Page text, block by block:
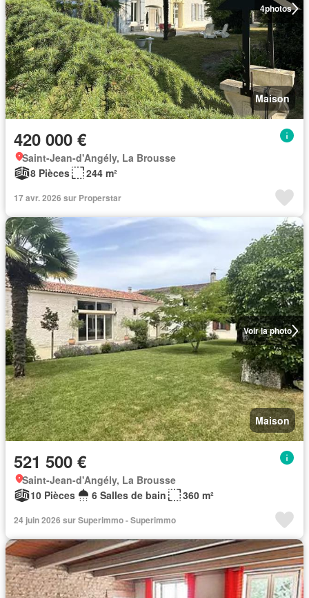
4photos
Maison
420 000 €
Saint-Jean-d'Angély, La Brousse
8 Pièces
244 m²
17 avr. 2026 sur Properstar
Voir la photo
Maison
521 500 €
Saint-Jean-d'Angély, La Brousse
10 Pièces
6 Salles de bain 360 m²
24 juin 2026 sur Superimmo - Superimmo